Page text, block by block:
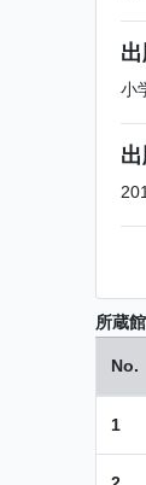
小
所蔵館
No.
1